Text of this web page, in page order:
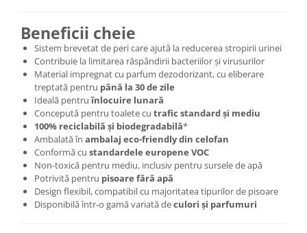
Beneficii cheie
Sistem brevetat de peri care ajută la reducerea stropirii urinei
Contribuie la limitarea răspândirii bacteriilor și virusurilor
Material impregnat cu parfum dezodorizant, cu eliberare
treptată pentru până la 30 de zile
Ideală pentruînlocuire lunară
Concepută pentru toalete cu trafic standard și mediu
100% reciclabilă și biodegradabilă*
Ambalată în ambalaj eco-friendly din celofan
Conformă cu standardele europene VOC
Non-toxică pentru mediu, inclusiv pentru sursele de apă
Potrivită pentru pisoare fără apă
Design flexibil, compatibil cu majoritatea tipurilor de pisoare
Disponibilă într-o gamă variată deculori și parfumuri